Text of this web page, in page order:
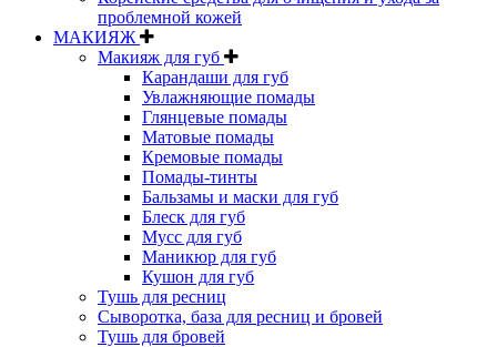
проблемной кожей
МАКИЯЖ
Макияж для губ
Карандаши для губ
Увлажняющие помады
Глянцевые помады
Матовые помады
Кремовые помады
Помады-тинты
Бальзамы и маски для губ
Блеск для губ
Мусс для губ
Маникюр для губ
Кушон для губ
Тушь для ресниц
Сыворотка, база для ресниц и бровей
Тушь для бровей